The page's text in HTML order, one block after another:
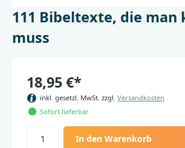
111 Bibeltexte, die man
muss
18,95 €*
inkl. gesetzl. MwSt. zzgl. Versandkosten
Sofort lieferbar
In den Warenkorb